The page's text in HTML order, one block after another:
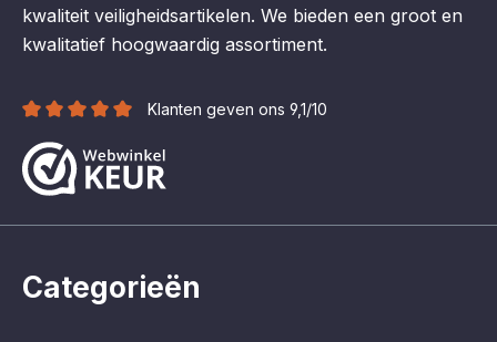
kwaliteit veiligheidsartikelen. We bieden een groot en
kwalitatief hoogwaardig assortiment.
Klanten geven ons 9,1/10
Categorieën